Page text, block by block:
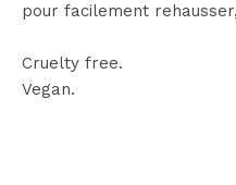
pour facilement
Cruelty free.
Vegan.